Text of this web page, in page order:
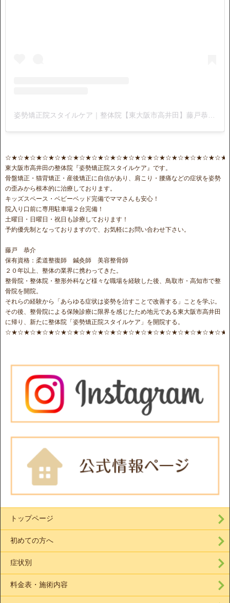
東大阪市高井田の整体院『姿勢矯正院スタイルケア』です。
骨盤矯正・猫背矯正・産後矯正に自信があり、肩こり・腰痛などの症状を姿勢
の歪みから根本的に治療しております。
キッズスペース・ベビーベッド完備でママさんも安心！
院入り口前に専用駐車場２台完備！
土曜日・日曜日・祝日も診療しております！
予約優先制となっておりますので、お気軽にお問い合わせ下さい。
藤戸 恭介
保有資格：柔道整復師 鍼灸師 美容整骨師
２０年以上、整体の業界に携わってきた。
整骨院・整体院・整形外科など様々な職場を経験した後、鳥取市・高知市で整
骨院を開院。
それらの経験から「あらゆる症状は姿勢を治すことで改善する」ことを学ぶ。
その後、整骨院による保険診療に限界を感じたため地元である東大阪市高井田
に帰り、新たに整体院「姿勢矯正院スタイルケア」を開院する。
トップページ
初めての方へ
症状別
料金表・施術内容